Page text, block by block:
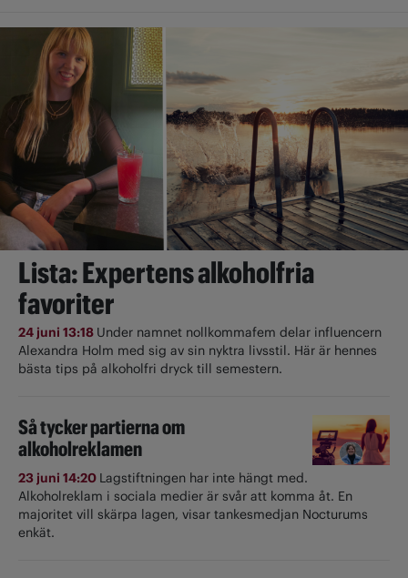
Lista: Expertens alkoholfria
favoriter
24 juni 13:18 Under namnet nollkommafem delar influencern
Alexandra Holm med sig av sin nyktra livsstil. Här är hennes
bästa tips på alkoholfri dryck till semestern.
Så tycker partierna om
alkoholreklamen
23 juni 14:20 Lagstiftningen har inte hängt med.
Alkoholreklam i sociala medier är svår att komma åt. En
majoritet vill skärpa lagen, visar tankesmedjan Nocturums
enkät.